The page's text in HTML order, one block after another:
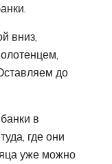
вниз,
до
в
где они
уже можно